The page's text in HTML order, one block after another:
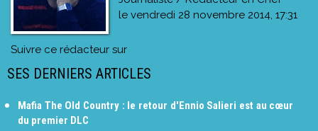
le vendredi 28 novembre 2014, 17:31
Suivre ce rédacteur sur
SES DERNIERS ARTICLES
Mafia The Old Country : le retour d'Ennio Salieri est au cœur
du premier DLC